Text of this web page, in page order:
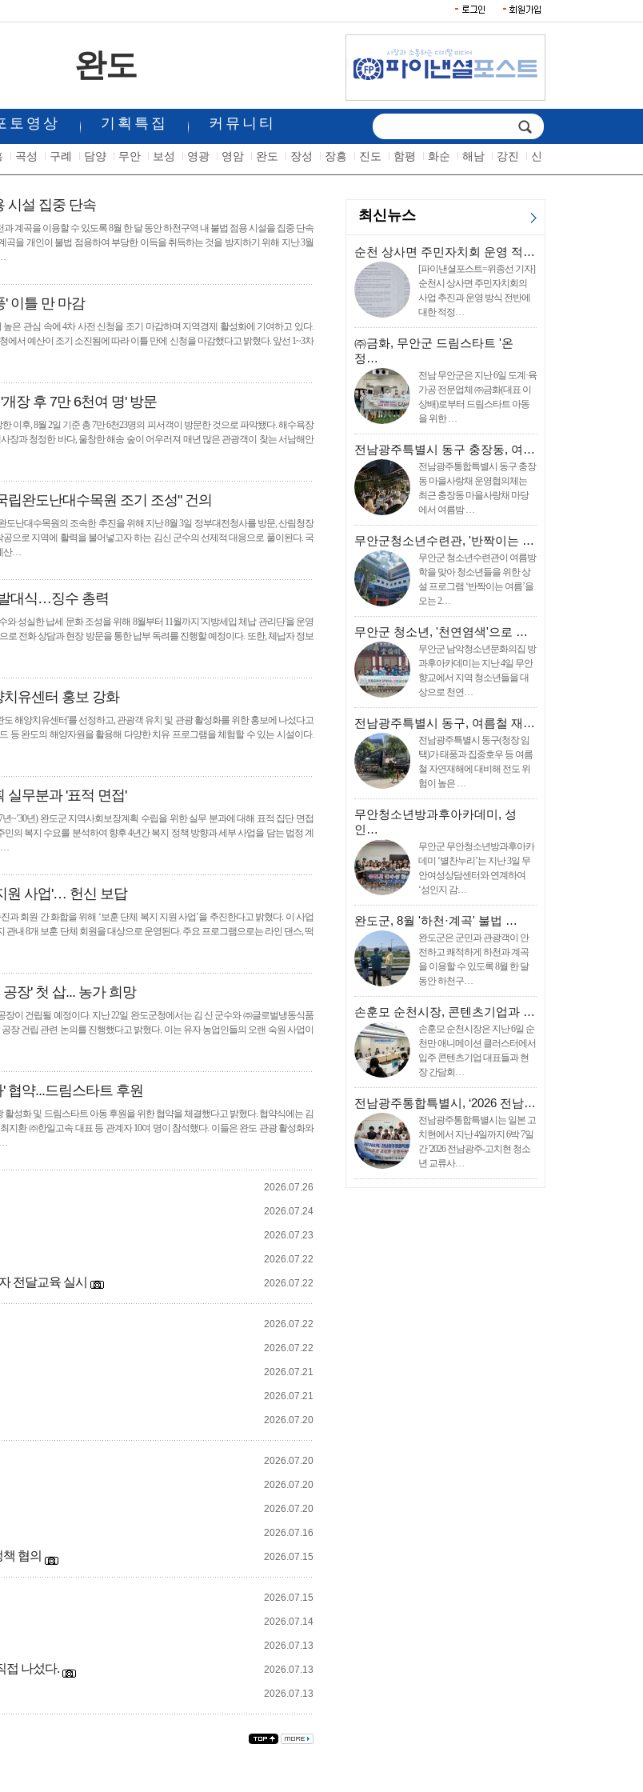
완도
토영상 기획특집 커뮤니티
곡성 구례 담양 무안 보성 영광 영암 완도 장성 장흥 진도 함평 화순 해남 강진
신
시설 집중 단속
계곡을 이용할 수 있도록 8월 한 달 동안 하천구역 내 불법 점용 시설을 집중 단속
곡을 개인이 불법 점용하여 부당한 이득을 취득하는 것을 방지하기 위해 지난 3월
' 이틀 만 마감
은 관심 속에 4차 사전 신청을 조기 마감하며 지역경제 활성화에 기여하고 있다.
에서 예산이 조기 소진됨에 따라 이틀 만에 신청을 마감했다고 밝혔다. 앞선 1~3차
장 후 7만 6천여 명' 방문
이후, 8월 2일 기준 총 7만 6천23명의 피서객이 방문한 것으로 파악됐다. 해수욕장
장과 청정한 바다, 울창한 해송 숲이 어우러져 매년 많은 관광객이 찾는 서남해안
립완도난대수목원 조기 조성" 건의
도난대수목원의 조속한 추진을 위해 지난 8월 3일 정부대전청사를 방문, 산림청장
으로 지역에 활력을 불어넣고자 하는 김신 군수의 선제적 대응으로 풀이된다. 국
산…
대식…징수 총력
성실한 납세 문화 조성을 위해 8월부터 11월까지 '지방세입 체납 관리단'을 운영
로 전화 상담과 현장 방문을 통한 납부 독려를 진행할 예정이다. 또한, 체납자 정보
치유센터 홍보 강화
해양치유센터'를 선정하고, 관광객 유치 및 관광 활성화를 위한 홍보에 나섰다고
등 완도의 해양자원을 활용해 다양한 치유 프로그램을 체험할 수 있는 시설이다.
실무분과 '표적 면접'
~’30년) 완도군 지역사회보장계획 수립을 위한 실무 분과에 대해 표적 집단 면접
의 복지 수요를 분석하여 향후 4년간 복지 정책 방향과 세부 사업을 담는 법정 계
…
원 사업'… 헌신 보답
과 회원 간 화합을 위해 ‘보훈 단체 복지 지원 사업’을 추진한다고 밝혔다. 이 사업
관내 8개 보훈 단체 회원을 대상으로 운영된다. 주요 프로그램으로는 라인 댄스, 떡
장' 첫 삽... 농가 희망
장이 건립될 예정이다. 지난 22일 완도군청에서는 김 신 군수와 ㈜글로벌냉동식품
장 건립 관련 논의를 진행했다고 밝혔다. 이는 유자 농업인들의 오랜 숙원 사업이
협약...드림스타트 후원
성화 및 드림스타트 아동 후원을 위한 협약을 체결했다고 밝혔다. 협약식에는 김
지환 ㈜한일고속 대표 등 관계자 10여 명이 참석했다. 이들은 완도 관광 활성화와
…
2026.07.26
2026.07.24
2026.07.23
2026.07.22
전달교육 실시 2026.07.22
2026.07.22
2026.07.22
2026.07.21
2026.07.21
2026.07.20
2026.07.20
2026.07.20
2026.07.20
2026.07.16
협의 2026.07.15
2026.07.15
2026.07.14
2026.07.13
접 나섰다. 2026.07.13
2026.07.13
최신뉴스
순천 상사면 주민자치회 운영 적…
[파이낸셜포스트=위종선 기자]
순천시 상사면 주민자치회의
사업 추진과 운영 방식 전반에
대한 적정…
㈜금화, 무안군 드림스타트 '온
정…
전남 무안군은 지난 6일 도계·육
가공 전문업체 ㈜금화(대표 이
상배)로부터 드림스타트 아동
을 위한 …
전남광주특별시 동구 충장동, 여…
전남광주통합특별시 동구 충장
동 마을사랑채 운영협의체는
최근 충장동 마을사랑채 마당
에서 여름밤 …
무안군청소년수련관, '반짝이는 …
무안군 청소년수련관이 여름방
학을 맞아 청소년들을 위한 상
설 프로그램 ‘반짝이는 여름’을
오는 2…
무안군 청소년, '천연염색'으로 …
무안군 남악청소년문화의집 방
과후아카데미는 지난 4일 무안
향교에서 지역 청소년들을 대
상으로 천연…
전남광주특별시 동구, 여름철 재…
전남광주특별시 동구(청장 임
택)가 태풍과 집중호우 등 여름
철 자연재해에 대비해 전도 위
험이 높은 …
무안청소년방과후아카데미, 성
인…
무안군 무안청소년방과후아카
데미 ‘별찬누리’는 지난 3일 무
안여성상담센터와 연계하여
‘성인지 감…
완도군, 8월 '하천·계곡' 불법 …
완도군은 군민과 관광객이 안
전하고 쾌적하게 하천과 계곡
을 이용할 수 있도록 8월 한 달
동안 하천구…
손훈모 순천시장, 콘텐츠기업과 …
손훈모 순천시장은 지난 6일 순
천만 애니메이션 클러스터에서
입주 콘텐츠기업 대표들과 현
장 간담회…
전남광주통합특별시, ‘2026 전남…
전남광주통합특별시는 일본 고
치현에서 지난 4일까지 6박 7일
간 '2026 전남광주-고치현 청소
년 교류사…